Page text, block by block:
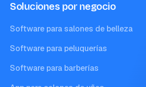
Soluciones por negocio
Software para salones de belleza
Software para peluquerías
Software para barberías